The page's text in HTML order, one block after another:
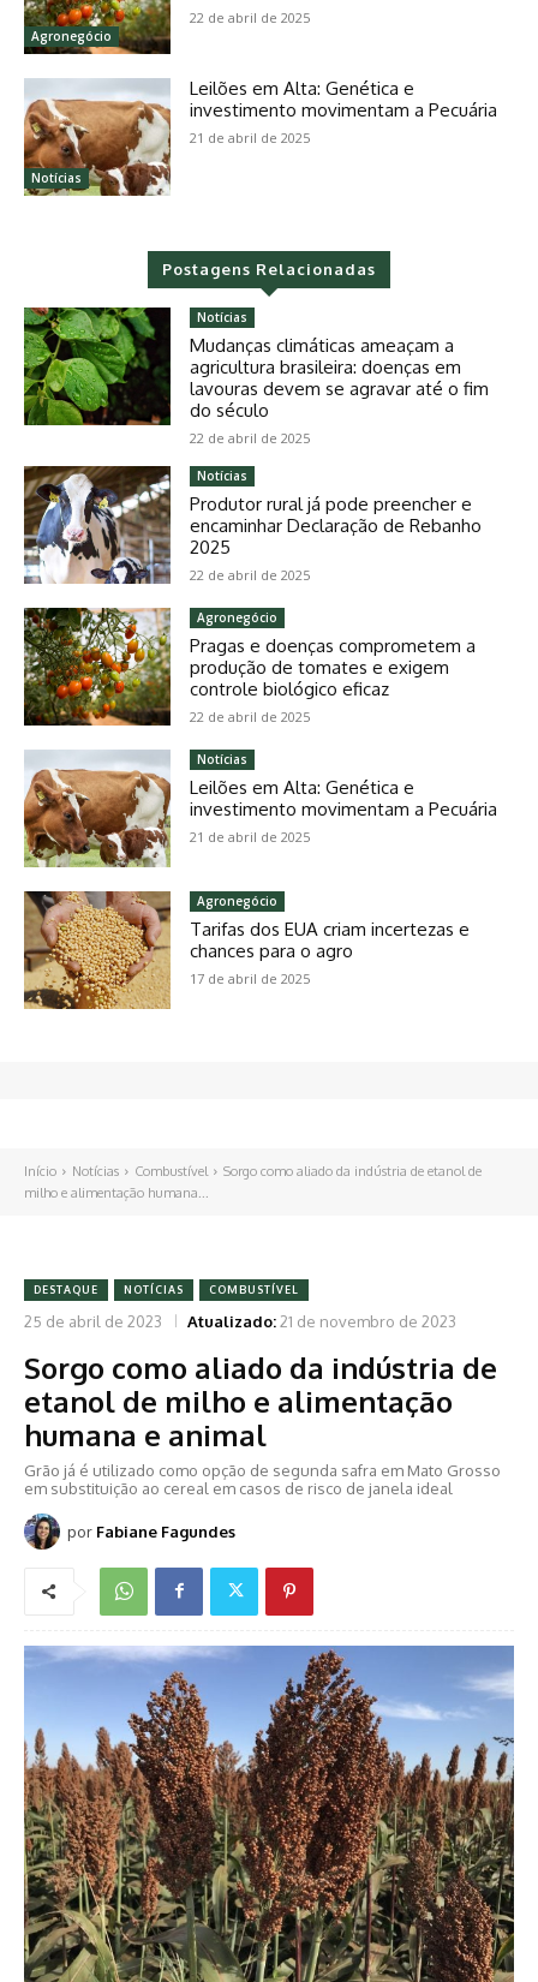
Agronegócio
22 de abril de 2025
Notícias
Leilões em Alta: Genética e
investimento movimentam a Pecuária
21 de abril de 2025
Postagens Relacionadas
Notícias
Mudanças climáticas ameaçam a
agricultura brasileira: doenças em
lavouras devem se agravar até o fim
do século
22 de abril de 2025
Notícias
Produtor rural já pode preencher e
encaminhar Declaração de Rebanho
2025
22 de abril de 2025
Agronegócio
Pragas e doenças comprometem a
produção de tomates e exigem
controle biológico eficaz
22 de abril de 2025
Notícias
Leilões em Alta: Genética e
investimento movimentam a Pecuária
21 de abril de 2025
Agronegócio
Tarifas dos EUA criam incertezas e
chances para o agro
17 de abril de 2025